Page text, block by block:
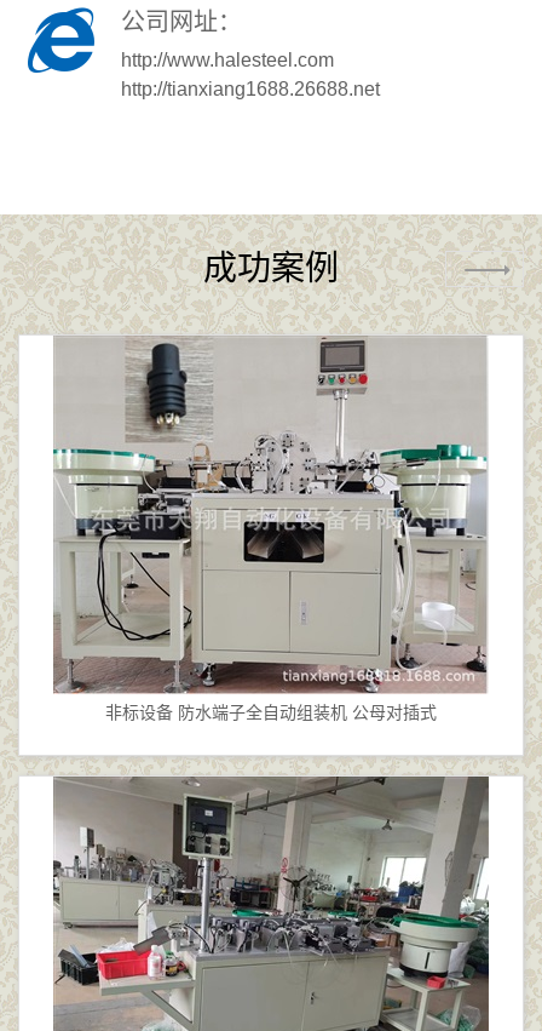
公司网址：
http://www.halesteel.com
http://tianxiang1688.26688.net
成功案例
非标设备 防水端子全自动组装机 公母对插式